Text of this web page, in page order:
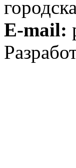
E-mail: